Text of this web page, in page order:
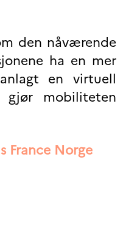
den nåværende
ha en mer
en virtuell
gjør mobiliteten
France Norge